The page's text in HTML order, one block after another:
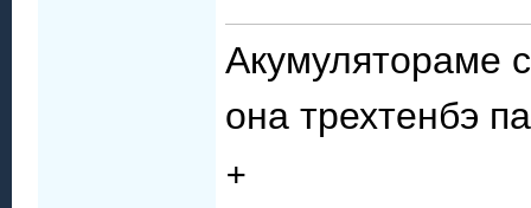
Акумулятораме
она трехтенбэ
+